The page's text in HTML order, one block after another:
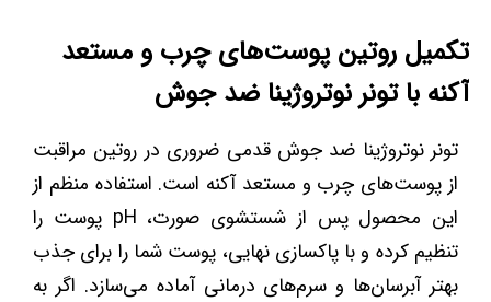
تکمیل روتین پوست‌های چرب و مستعد
آکنه با تونر نوتروژینا ضد جوش
تونر نوتروژینا ضد جوش قدمی ضروری در روتین مراقبت
از پوست‌های چرب و مستعد آکنه است. استفاده منظم از
این محصول پس از شستشوی صورت، pH پوست را
تنظیم کرده و با پاکسازی نهایی، پوست شما را برای جذب
بهتر آبرسان‌ها و سرم‌های درمانی آماده می‌سازد. اگر به